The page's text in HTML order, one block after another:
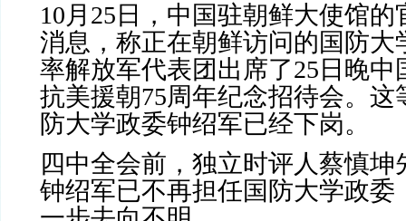
10月 25 日，中国驻朝鲜大使馆
消息，称正在朝鲜访问的国防大
率解放军代表团出席了25 日晚中
抗美援朝75周年纪念招待会。这
防大学政委钟绍军已经下岗。
四中全会前，独立时评人蔡慎坤
钟绍军已不再担任国防大学政委